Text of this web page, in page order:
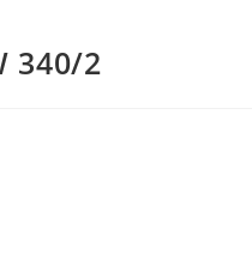
340/2